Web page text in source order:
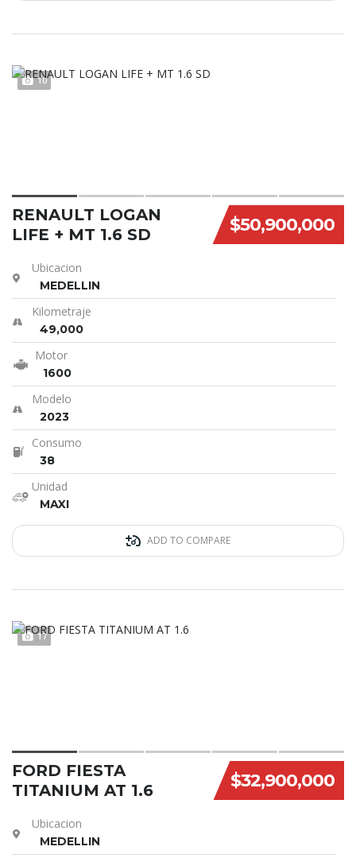
10
$50,900,000
RENAULT LOGAN
LIFE + MT 1.6 SD
Ubicacion
MEDELLIN
Kilometraje
49,000
Motor
1600
Modelo
2023
Consumo
38
Unidad
MAXI
ADD TO COMPARE
17
$32,900,000
FORD FIESTA
TITANIUM AT 1.6
Ubicacion
MEDELLIN